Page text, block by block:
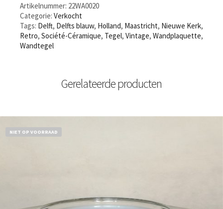
Artikelnummer: 22WA0020
Categorie: Verkocht
Tags: Delft, Delfts blauw, Holland, Maastricht, Nieuwe Kerk,
Retro, Société-Céramique, Tegel, Vintage, Wandplaquette,
Wandtegel
Gerelateerde producten
NIET OP VOORRAAD